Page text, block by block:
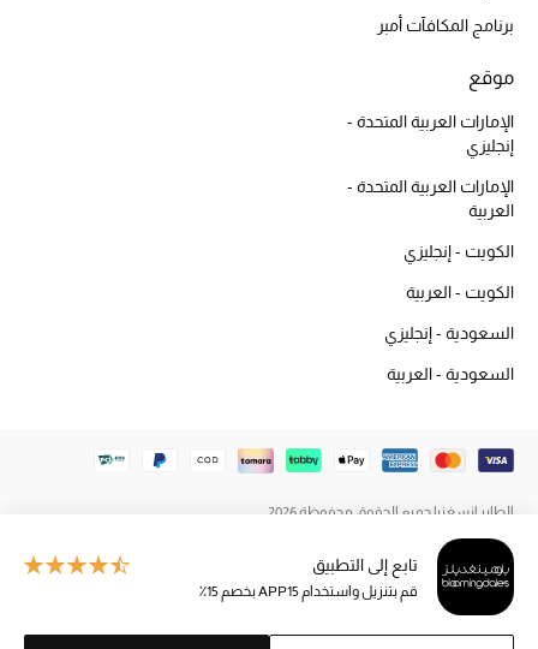
العطور
مكتشف العطور
المكياج
العناية بالبشرة
مستحضرات العناية
مستحضرات الاستحمام والعناية بالجسم
هدايا
مجموعة الجمال
الجمال في بلوميز
تابع إلى التطبيق
قم بتنزيل واستخدام APP15 بخصم 15٪
برنامج المكافآت أمبر
موقع
الإمارات العربية المتحدة -
إنجليزي
الإمارات العربية المتحدة -
العربية
الكويت - إنجليزي
الكويت - العربية
السعودية - إنجليزي
السعودية - العربية
الطاير إنسغنيا جميع الحقوق محفوظة 2026